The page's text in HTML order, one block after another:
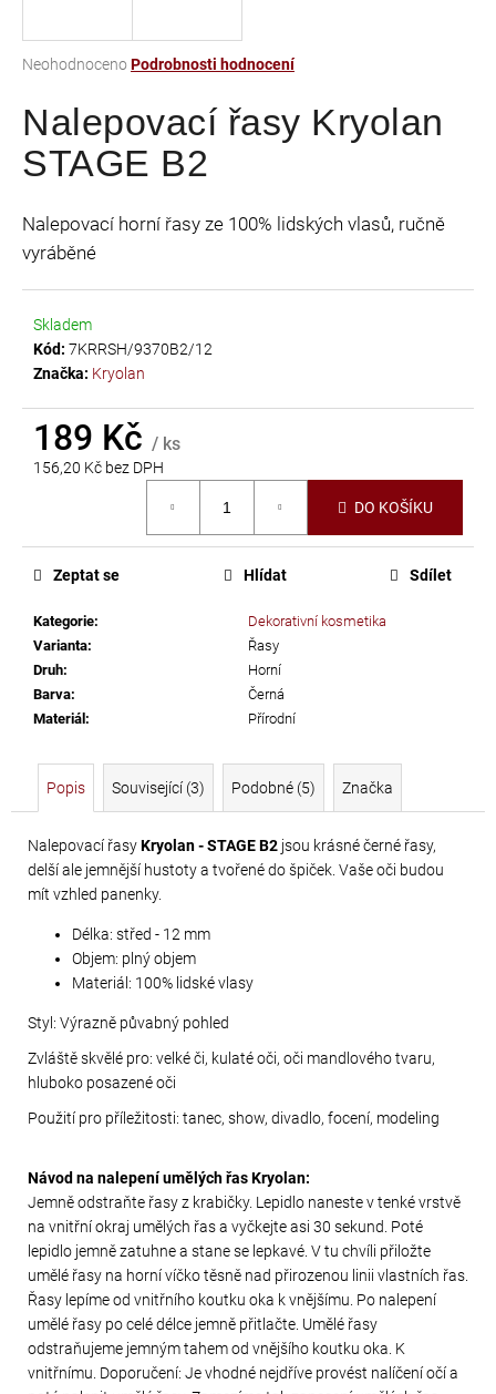
Průměrné
produktu
je
0,0
hvězdiček.
NeohodnocenoPodrobnosti hodnocení
Nalepovací řasy Kryolan
STAGE B2
Nalepovací horní řasy ze 100% lidských vlasů, ručně
vyráběné
Skladem
Kód: 7KRRSH/9370B2/12
Značka: Kryolan
189 Kč / ks
156,20 Kč bez DPH
DO KOŠÍKU
Kategorie:
Dekorativní kosmetika
Varianta:
Řasy
Druh:
Horní
Barva:
Černá
Materiál: Přírodní
Zeptat se Hlídat Sdílet
Popis Související (3) Podobné (5) Značka
Nalepovací řasyKryolan - STAGE B2 jsou krásné černé řasy,
delší ale jemnější hustoty a tvořené do špiček. Vaše oči budou
mít vzhled panenky.
Délka: střed - 12 mm
Objem: plný objem
Materiál: 100% lidské vlasy
Styl: Výrazně půvabný pohled
Zvláště skvělé pro: velké či, kulaté oči, oči mandlového tvaru,
hluboko posazené oči
Použití pro příležitosti: tanec, show, divadlo, focení, modeling
Návod na nalepení umělých řas Kryolan:
Jemně odstraňte řasy z krabičky. Lepidlo naneste v tenké vrstvě
na vnitřní okraj umělých řas a vyčkejte asi 30 sekund. Poté
lepidlo jemně zatuhne a stane se lepkavé. V tu chvíli přiložte
umělé řasy na horní víčko těsně nad přirozenou linii vlastních řas.
Řasy lepíme od vnitřního koutku oka k vnějšímu. Po nalepení
umělé řasy po celé délce jemně přitlačte. Umělé řasy
odstraňujeme jemným tahem od vnějšího koutku oka. K
vnitřnímu. Doporučení: Je vhodné nejdříve provést nalíčení očí a
j
t
?
D
o
p
j
e
e
PRECIOSA
VIVA12
69
Kč